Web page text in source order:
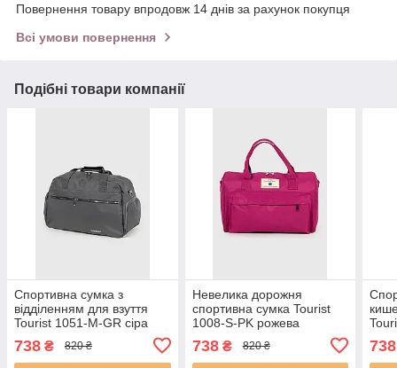
Повернення товару впродовж 14 днів за рахунок покупця
Всі умови повернення
Подібні товари компанії
Спортивна сумка з
відділенням для взуття
Tourist 1051-M-GR сіра
738 ₴ 820 ₴
Невелика дорожня
спортивна сумка Tourist
1008-S-PK рожева
738₴ 820 ₴ 738